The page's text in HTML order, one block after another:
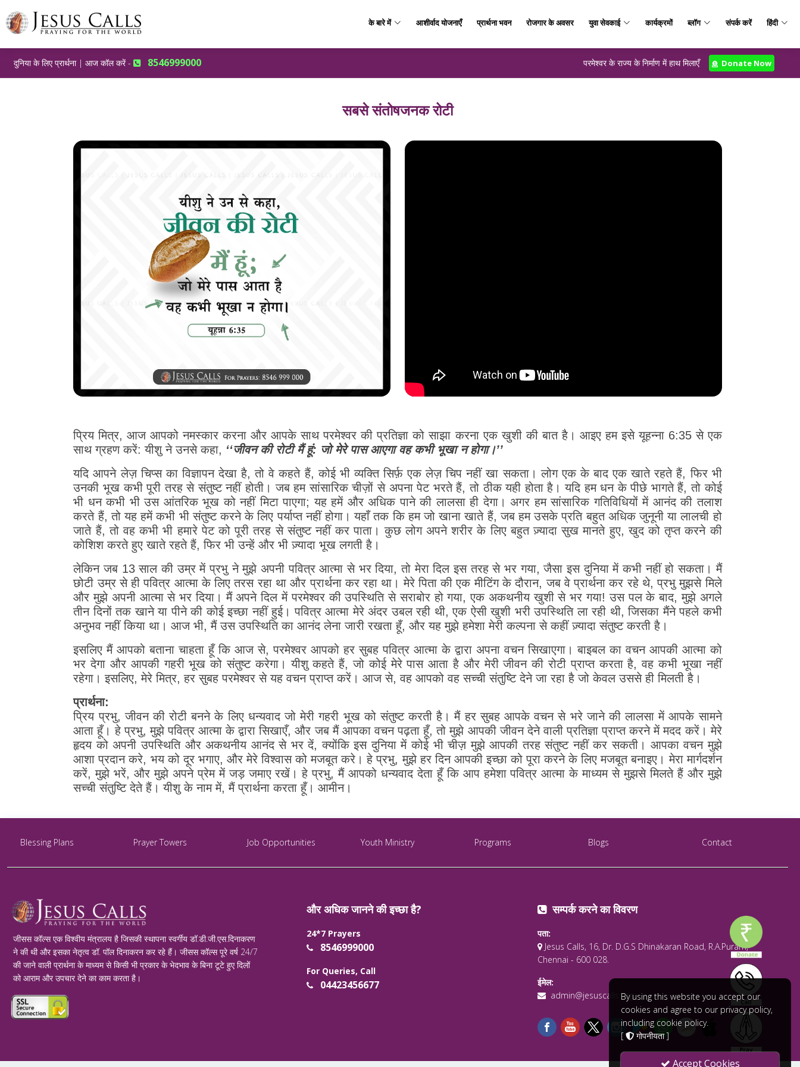
के बारे में आशीर्वाद योजनाएँ प्रार्थना भवन रोजगार के अवसर युवा सेवकाई कार्यक्रमों ब्लॉग संपर्क करें हिंदी
दुनिया के लिए प्रार्थना | आज कॉल करें - 8546999000 परमेश्वर के राज्य के निर्माण में हाथ मिलाएँ Donate Now
सबसे संतोषजनक रोटी
प्रिय मित्र, आज आपको नमस्कार करना और आपके साथ परमेश्वर की प्रतिज्ञा को साझा करना एक खुशी की बात है। आइए हम इसे यूहन्ना 6:35 से एक
साथ ग्रहण करें: यीशु ने उनसे कहा, ‘‘जीवन की रोटी मैं हूं: जो मेरे पास आएगा वह कभी भूखा न होगा।’’
यदि आपने लेज़ चिप्स का विज्ञापन देखा है, तो वे कहते हैं, कोई भी व्यक्ति सिर्फ़ एक लेज़ चिप नहीं खा सकता। लोग एक के बाद एक खाते रहते हैं, फिर भी
उनकी भूख कभी पूरी तरह से संतुष्ट नहीं होती। जब हम सांसारिक चीज़ों से अपना पेट भरते हैं, तो ठीक यही होता है। यदि हम धन के पीछे भागते हैं, तो कोई
भी धन कभी भी उस आंतरिक भूख को नहीं मिटा पाएगा; यह हमें और अधिक पाने की लालसा ही देगा। अगर हम सांसारिक गतिविधियों में आनंद की तलाश
करते हैं, तो यह हमें कभी भी संतुष्ट करने के लिए पर्याप्त नहीं होगा। यहाँ तक कि हम जो खाना खाते हैं, जब हम उसके प्रति बहुत अधिक जुनूनी या लालची हो
जाते हैं, तो वह कभी भी हमारे पेट को पूरी तरह से संतुष्ट नहीं कर पाता। कुछ लोग अपने शरीर के लिए बहुत ज़्यादा सुख मानते हुए, खुद को तृप्त करने की
कोशिश करते हुए खाते रहते हैं, फिर भी उन्हें और भी ज़्यादा भूख लगती है।
लेकिन जब 13 साल की उम्र में प्रभु ने मुझे अपनी पवित्र आत्मा से भर दिया, तो मेरा दिल इस तरह से भर गया, जैसा इस दुनिया में कभी नहीं हो सकता। मैं
छोटी उम्र से ही पवित्र आत्मा के लिए तरस रहा था और प्रार्थना कर रहा था। मेरे पिता की एक मीटिंग के दौरान, जब वे प्रार्थना कर रहे थे, प्रभु मुझसे मिले
और मुझे अपनी आत्मा से भर दिया। मैं अपने दिल में परमेश्वर की उपस्थिति से सराबोर हो गया, एक अकथनीय खुशी से भर गया! उस पल के बाद, मुझे अगले
तीन दिनों तक खाने या पीने की कोई इच्छा नहीं हुई। पवित्र आत्मा मेरे अंदर उबल रही थी, एक ऐसी खुशी भरी उपस्थिति ला रही थी, जिसका मैंने पहले कभी
अनुभव नहीं किया था। आज भी, मैं उस उपस्थिति का आनंद लेना जारी रखता हूँ, और यह मुझे हमेशा मेरी कल्पना से कहीं ज़्यादा संतुष्ट करती है।
इसलिए मैं आपको बताना चाहता हूँ कि आज से, परमेश्वर आपको हर सुबह पवित्र आत्मा के द्वारा अपना वचन सिखाएगा। बाइबल का वचन आपकी आत्मा को
भर देगा और आपकी गहरी भूख को संतुष्ट करेगा। यीशु कहते हैं, जो कोई मेरे पास आता है और मेरी जीवन की रोटी प्राप्त करता है, वह कभी भूखा नहीं
रहेगा। इसलिए, मेरे मित्र, हर सुबह परमेश्वर से यह वचन प्राप्त करें। आज से, वह आपको वह सच्ची संतुष्टि देने जा रहा है जो केवल उससे ही मिलती है।
प्रार्थना:
प्रिय प्रभु, जीवन की रोटी बनने के लिए धन्यवाद जो मेरी गहरी भूख को संतुष्ट करती है। मैं हर सुबह आपके वचन से भरे जाने की लालसा में आपके सामने
आता हूँ। हे प्रभु, मुझे पवित्र आत्मा के द्वारा सिखाएँ, और जब मैं आपका वचन पढ़ता हूँ, तो मुझे आपकी जीवन देने वाली प्रतिज्ञा प्राप्त करने में मदद करें। मेरे
हृदय को अपनी उपस्थिति और अकथनीय आनंद से भर दें, क्योंकि इस दुनिया में कोई भी चीज़ मुझे आपकी तरह संतुष्ट नहीं कर सकती। आपका वचन मुझे
आशा प्रदान करे, भय को दूर भगाए, और मेरे विश्वास को मजबूत करे। हे प्रभु, मुझे हर दिन आपकी इच्छा को पूरा करने के लिए मजबूत बनाइए। मेरा मार्गदर्शन
करें, मुझे भरें, और मुझे अपने प्रेम में जड़ जमाए रखें। हे प्रभु, मैं आपको धन्यवाद देता हूँ कि आप हमेशा पवित्र आत्मा के माध्यम से मुझसे मिलते हैं और मुझे
सच्ची संतुष्टि देते हैं। यीशु के नाम में, मैं प्रार्थना करता हूँ। आमीन।
Blessing Plans Prayer Towers Job Opportunities Youth Ministry Programs Blogs Contact
जीसस कॉल्स एक विश्वीय मंत्रालय है जिसकी स्थापना स्वर्गीय डॉ.डी.जी.एस.दिनाकरण
ने की थी और इसका नेतृत्व डॉ. पॉल दिनाकरन कर रहे हैं। जीसस कॉल्स पूरे वर्ष 24/7
की जाने वाली प्रार्थना के माध्यम से किसी भी प्रकार के भेदभाव के बिना टूटे हुए दिलों
को आराम और उपचार देने का काम करता है।
और अधिक जानने की इच्छा है?
24*7 Prayers
8546999000
For Queries, Call
04423456677
सम्पर्क करने का विवरण
पता:
Jesus Calls, 16, Dr. D.G.S Dhinakaran Road, R.A.Puram,
Chennai - 600 028.
ईमेल:
admin@jesuscalls.orgBy using this website you accept our
cookies and agree to our privacy policy,
including cookie policy.
[
गोपनीयता]
Accept Cookies